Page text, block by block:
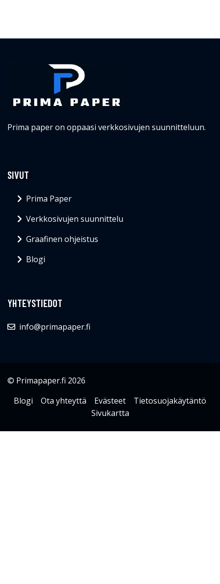
Prima paper on oppaasi verkkosivujen suunnitteluun.
SIVUT
Prima Paper
Verkkosivujen suunnittelu
Graafinen ohjeistus
Blogi
YHTEYSTIEDOT
info@primapaper.fi
© Primapaper.fi 2026
Blogi
Ota yhteyttä Evästeet
Tietosuojakäytäntö
Sivukartta